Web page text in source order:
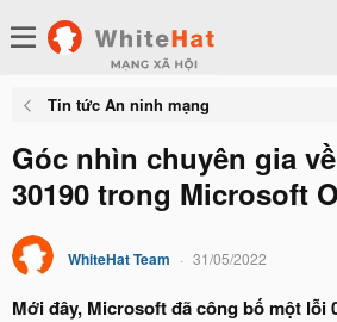
Tin tức An ninh mạng
Góc nhìn chuyên gia
30190 trong Microsoft
WhiteHat Team 31/05/2022
Mới đây, Microsoft đã công bố một lỗi